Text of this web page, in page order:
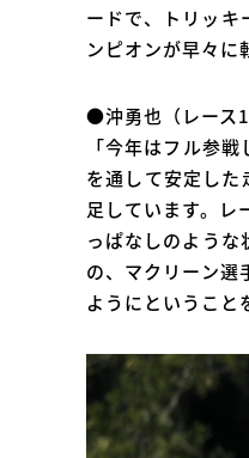
ードで、トリッ
ンピオンが早々に
●沖勇也（レース1
「今年はフル参
を通して安定し
足しています。レ
っぱなしのよう
の、マクリーン選
ようにということ